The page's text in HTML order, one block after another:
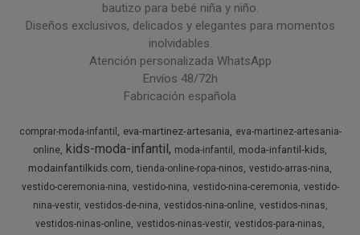
bautizo para bebé niña y niño.
Diseños exclusivos, delicados y elegantes para momentos
inolvidables.
Atención personalizada WhatsApp
Envíos 48/72h
Fabricación española
comprar-moda-infantil eva-martinez-artesania
eva-martinez-artesania-
online
kids-moda-infantil moda-infantil
moda-infantil-kids
modainfantilkids.com tienda-online-ropa-ninos vestido-arras-nina
vestido-ceremonia-nina vestido-nina vestido-nina-ceremonia vestido-
nina-vestir vestidos-de-nina vestidos-nina-online vestidos-ninas
vestidos-ninas-online vestidos-ninas-vestir vestidos-para-ninas